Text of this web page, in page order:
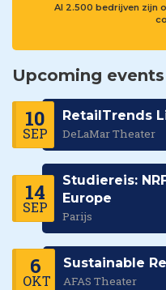
Al 2.500 bedrijven zijn
Upcoming events
10
SEP
RetailTrends
DeLaMar Theater
14
SEP
Studiereis:
Europe
Parijs
6
OKT
Sustainable
AFAS Theater